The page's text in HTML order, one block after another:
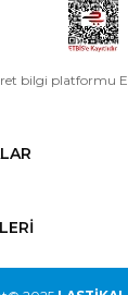
bilgi platformu